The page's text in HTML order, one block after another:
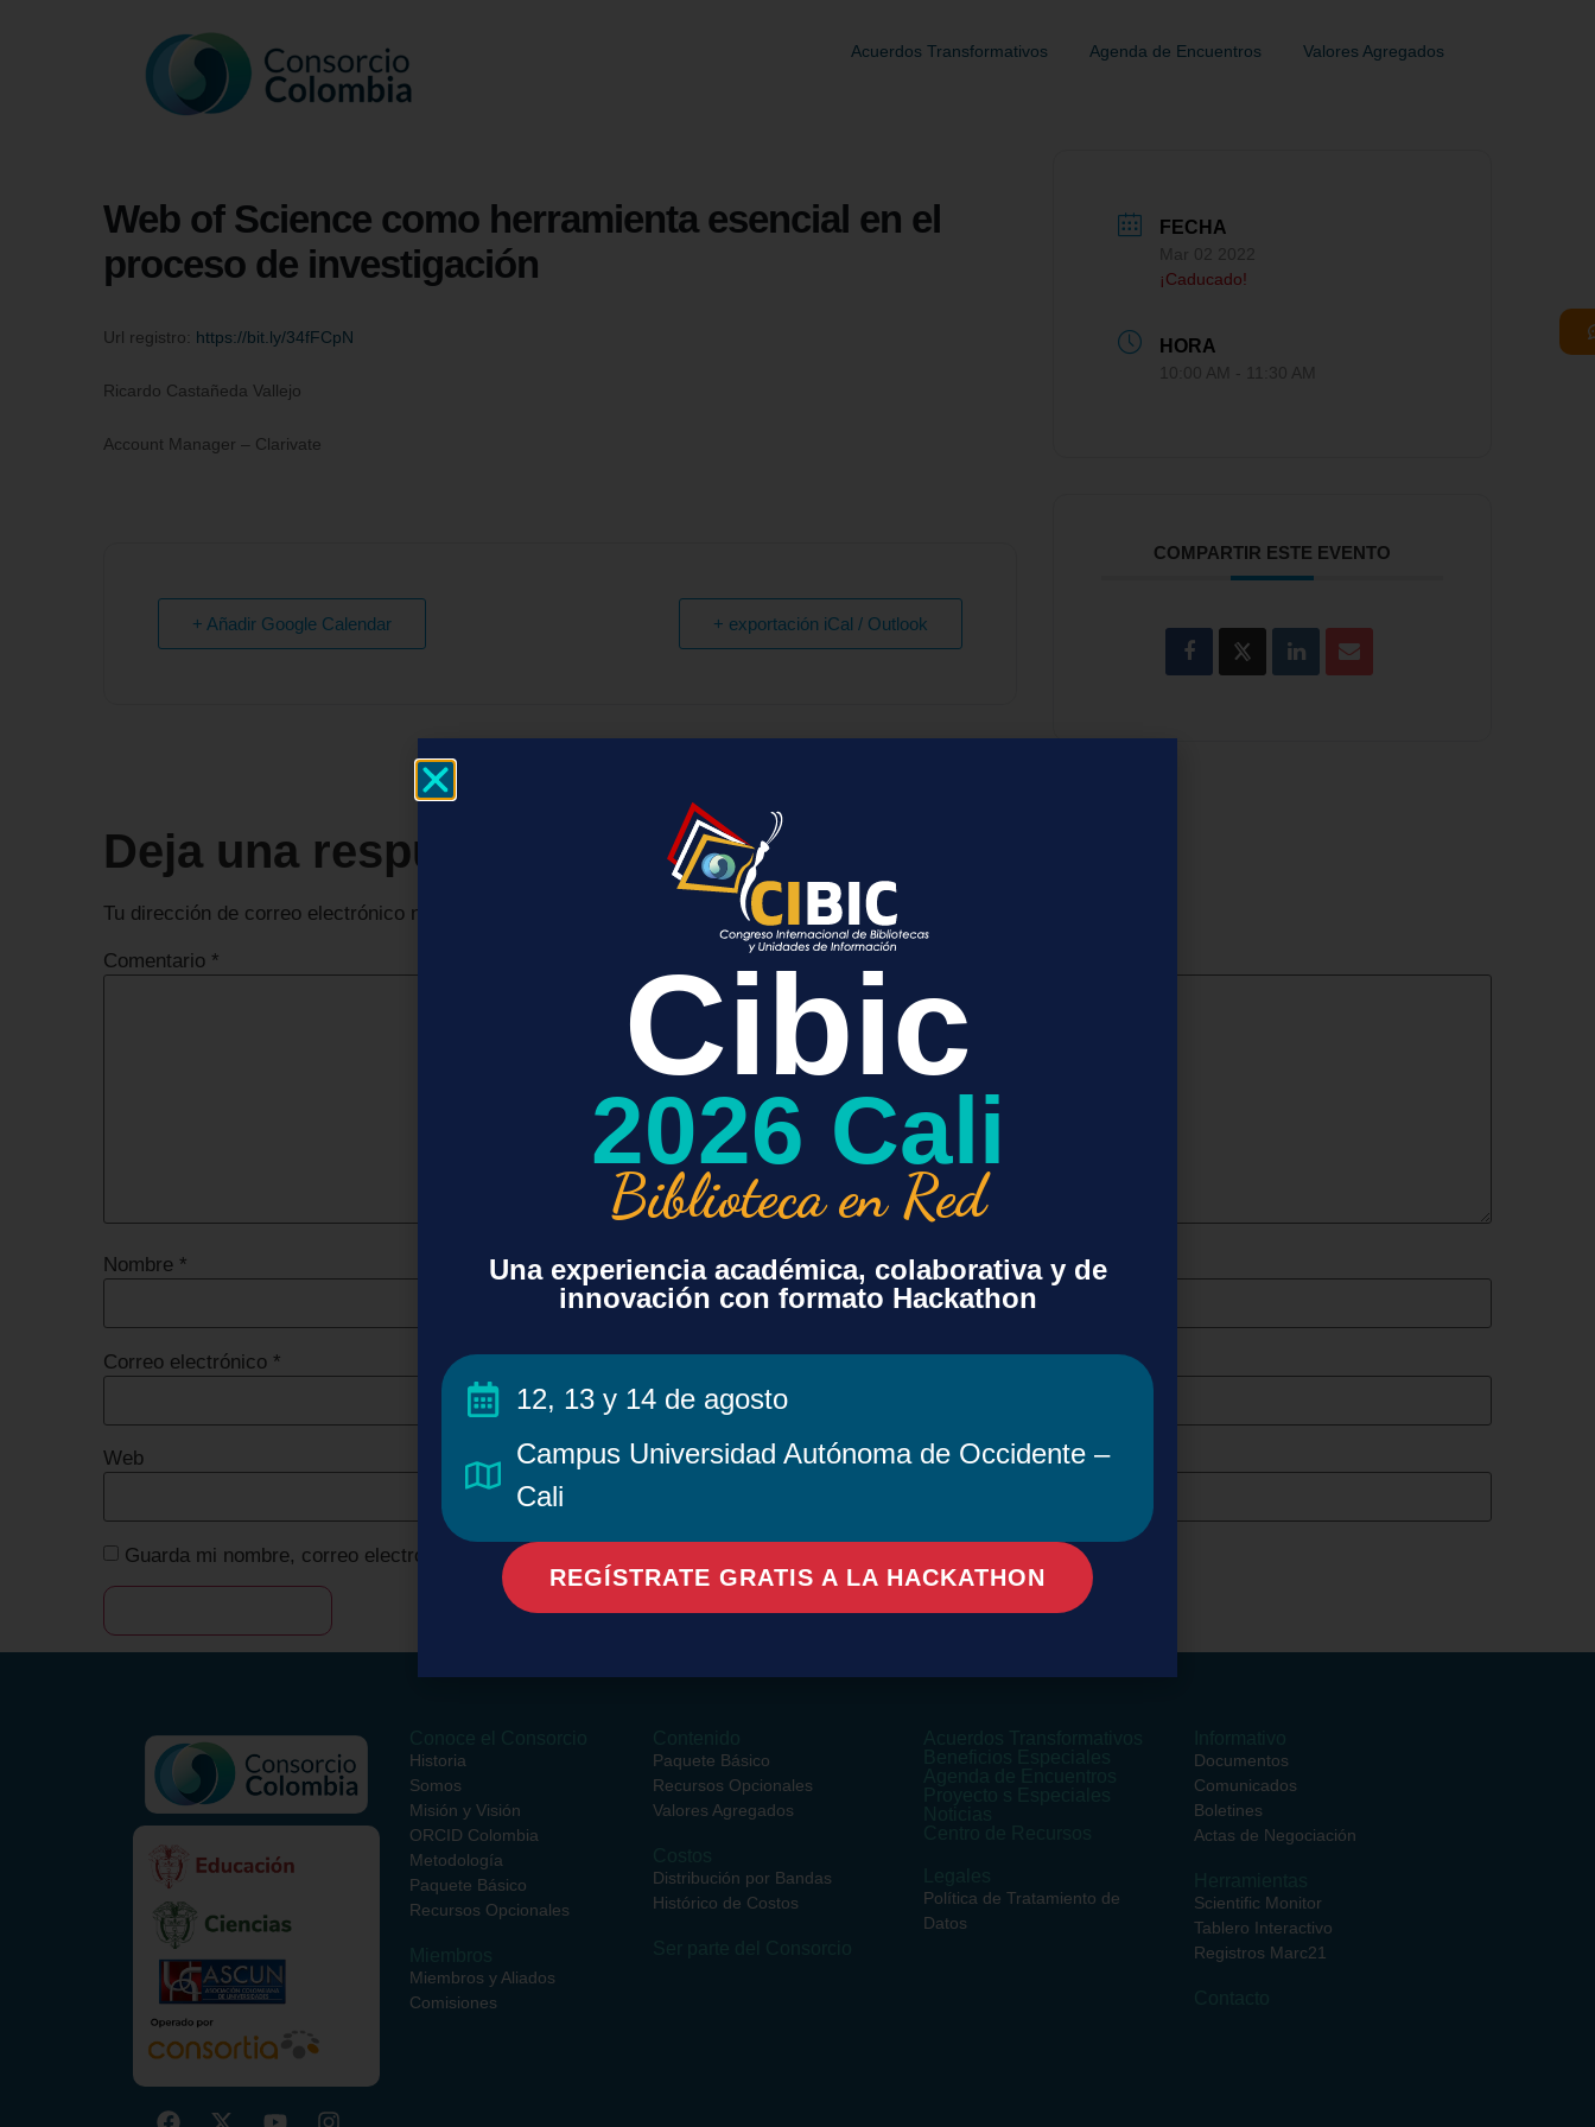
Acuerdos Transformativos Agenda de Encuentros Valores Agregados
Web of Science como herramienta esencial en el
proceso de investigación
Url registro: https://bit.ly/34fFCpN
Ricardo Castañeda Vallejo
Account Manager – Clarivate
+ Añadir Google Calendar + exportación iCal / Outlook
FECHA
¡Caducado!
HORA
COMPARTIR ESTE EVENTO
Deja una respuesta
Tu dirección de correo electrónico no será publicada. Los campos obligatorios están marcados con
Comentario *
Nombre *
Correo electrónico *
Web
Guarda mi nombre, correo electrónico y web en este navegador para la próxima vez que comente.
Historia
Somos
Misión y Visión
ORCID Colombia
Metodología
Paquete Básico
Recursos Opcionales
Miembros y Aliados
Comisiones
Paquete Básico
Recursos Opcionales
Valores Agregados
Distribución por Bandas
Histórico de Costos
Política de Tratamiento de
Datos
Documentos
Comunicados
Boletines
Actas de Negociación
Scientific Monitor
Tablero Interactivo
Registros Marc21
Cibic
2026 Cali
Biblioteca en Red
Una experiencia académica, colaborativa y de
innovación con formato Hackathon
12, 13 y 14 de agosto
Campus Universidad Autónoma de Occidente –
Cali
REGÍSTRATE GRATIS A LA HACKATHON